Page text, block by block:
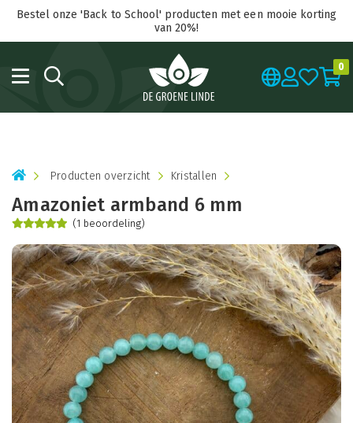
Bestel onze 'Back to School' producten met een mooie korting
van 20%!
0
Producten overzicht Kristallen
Amazoniet armband 6 mm
(1 beoordeling)